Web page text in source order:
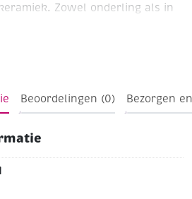
Zowel onderling als in
Beoordelingen (0) Bezorgen